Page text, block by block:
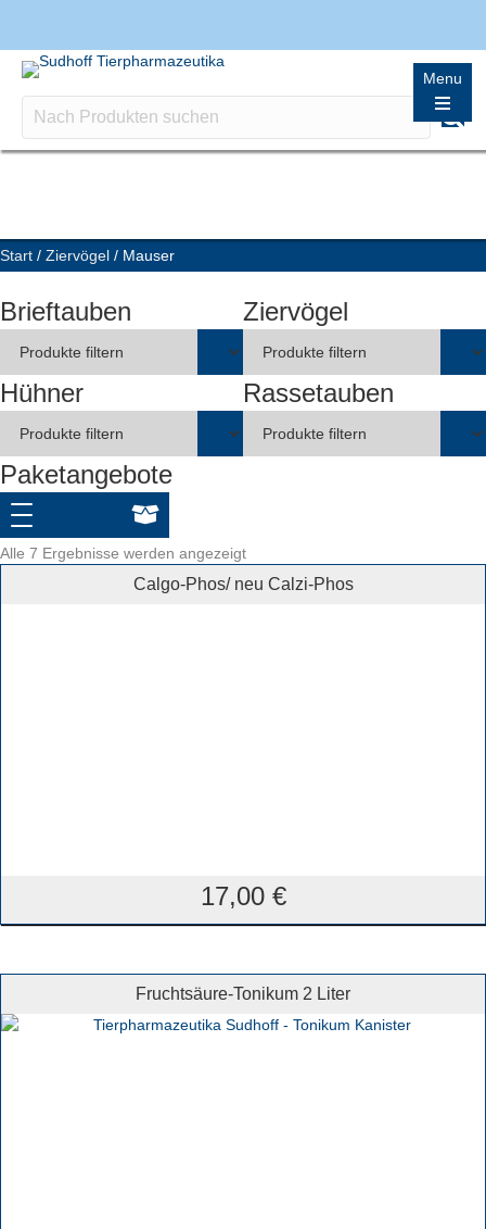
Menu
Start / Ziervögel / Mauser
Brieftauben Ziervögel
Hühner Rassetauben
Paketangebote
Alle 7 Ergebnisse werden angezeigt
Calgo-Phos/ neu Calzi-Phos
17,00 €
Fruchtsäure-Tonikum 2 Liter